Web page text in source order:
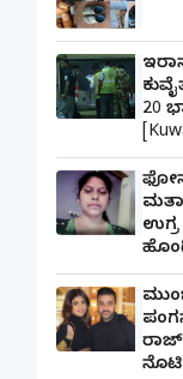
20
ರಾಜ್